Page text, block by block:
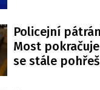
Policejní
Most
se stále